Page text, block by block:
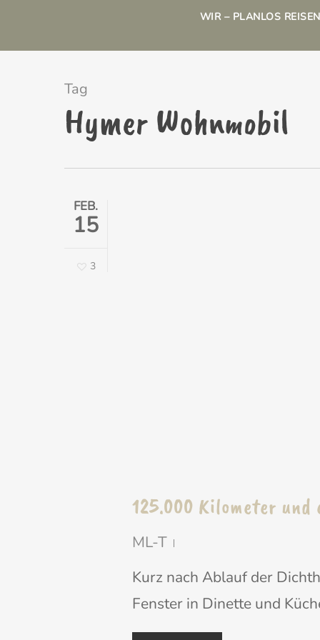
WIR – PLANLOS REISEN
Tag
Hymer Wohnmobil
FEB.
15
3
125.000 Kilometer und
ML-T
Kurz nach Ablauf der
Fenster in Dinette und